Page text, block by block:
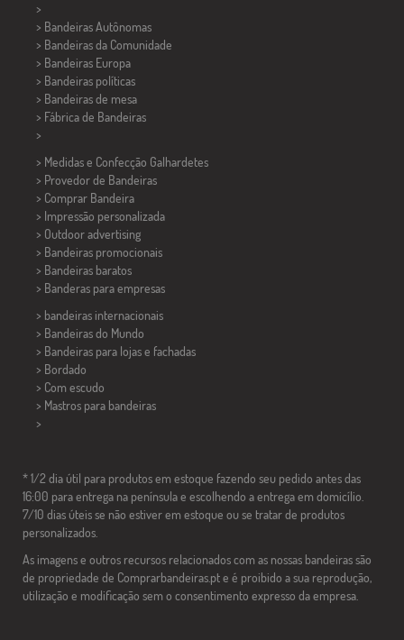
>
> Bandeiras Autônomas
> Bandeiras da Comunidade
> Bandeiras Europa
> Bandeiras políticas
> Bandeiras de mesa
> Fábrica de Bandeiras
>
> Medidas e Confecção Galhardetes
> Provedor de Bandeiras
> Comprar Bandeira
> Impressão personalizada
> Outdoor advertising
> Bandeiras promocionais
> Bandeiras baratos
> Banderas para empresas
> bandeiras internacionais
> Bandeiras do Mundo
> Bandeiras para lojas e fachadas
> Bordado
> Com escudo
> Mastros para bandeiras
>
* 1/2 dia útil para produtos em estoque fazendo seu pedido antes das
16:00 para entrega na península e escolhendo a entrega em domicílio.
7/10 dias úteis se não estiver em estoque ou se tratar de produtos
personalizados.
As imagens e outros recursos relacionados com as nossas bandeiras são
de propriedade de Comprarbandeiras.pt e é proibido a sua reprodução,
utilização e modificação sem o consentimento expresso da empresa.